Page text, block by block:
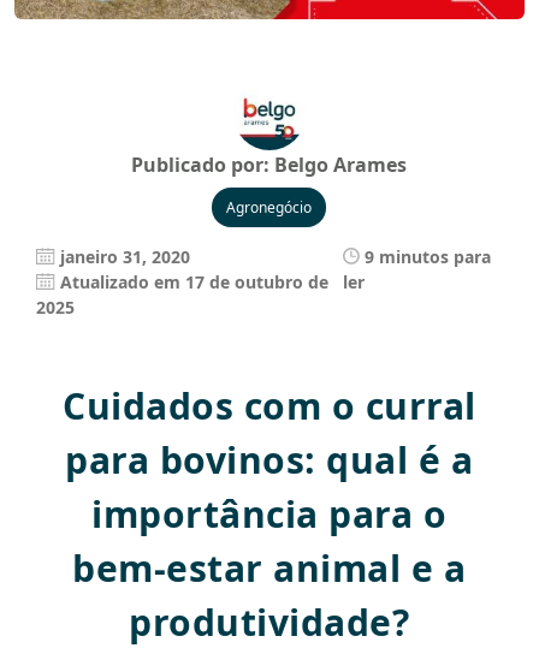
Publicado por: Belgo Arames
Agronegócio
janeiro 31, 2020
Atualizado em 17 de outubro de
2025
9 minutos para
ler
Cuidados com o curral
para bovinos: qual é a
importância para o
bem-estar animal e a
produtividade?